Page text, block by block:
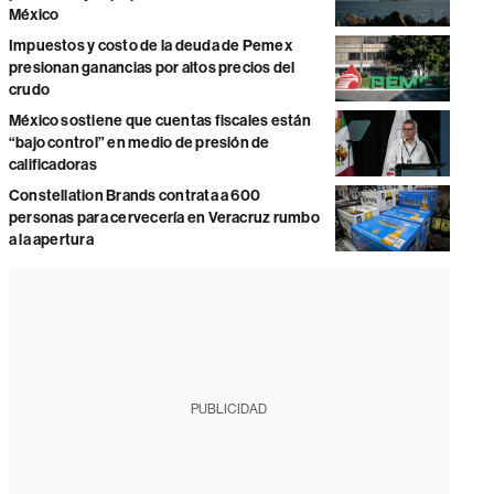
México
Impuestos y costo de la deuda de Pemex
presionan ganancias por altos precios del
crudo
México sostiene que cuentas fiscales están
“bajo control” en medio de presión de
calificadoras
Constellation Brands contrata a 600
personas para cervecería en Veracruz rumbo
a la apertura
PUBLICIDAD